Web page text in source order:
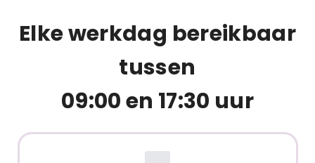
Elke werkdag bereikbaar
tussen
09:00 en 17:30 uur